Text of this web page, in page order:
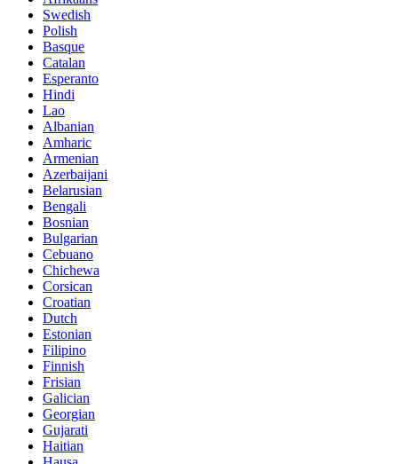
Swedish
Polish
Basque
Catalan
Esperanto
Hindi
Lao
Albanian
Amharic
Armenian
Azerbaijani
Belarusian
Bengali
Bosnian
Bulgarian
Cebuano
Chichewa
Corsican
Croatian
Dutch
Estonian
Filipino
Finnish
Frisian
Galician
Georgian
Gujarati
Haitian